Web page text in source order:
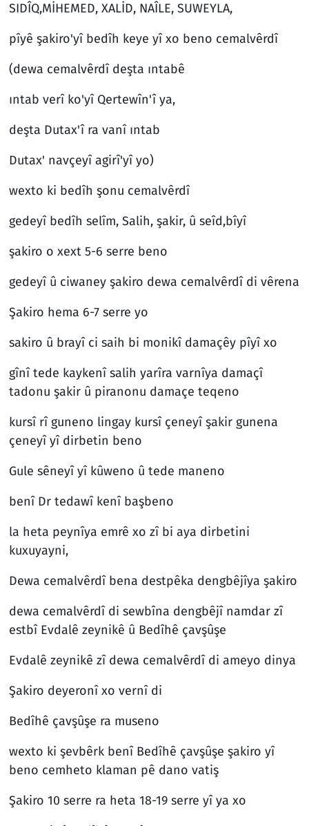
SIDÎQ,MİHEMED, XALİD, NAÎLE, SUWEYLA,
pîyê şakiro'yî bedîh keye yî xo beno cemalvêrdî
(dewa cemalvêrdî deşta ıntabê
ıntab verî ko'yî Qertewîn'î ya,
deşta Dutax'î ra vanî ıntab
Dutax' navçeyî agirî'yî yo)
wexto ki bedîh şonu cemalvêrdî
gedeyî bedîh selîm, Salih, şakir, û seîd,bîyî
şakiro o xext 5-6 serre beno
gedeyî û ciwaney şakiro dewa cemalvêrdî di vêrena
Şakiro hema 6-7 serre yo
sakiro û brayî ci saih bi monikî damaçêy pîyî xo
gînî tede kaykenî salih yarîra varnîya damaçî
tadonu şakir û piranonu damaçe teqeno
kursî rî guneno lingay kursî çeneyî şakir gunena
çeneyî yî dirbetin beno
Gule sêneyî yî kûweno û tede maneno
benî Dr tedawî kenî başbeno
la heta peynîya emrê xo zî bi aya dirbetini
kuxuyayni,
Dewa cemalvêrdî bena destpêka dengbêjîya şakiro
dewa cemalvêrdî di sewbîna dengbêjî namdar zî
estbî Evdalê zeynikê û Bedîhê çavşûşe
Evdalê zeynikê zî dewa cemalvêrdî di ameyo dinya
Şakiro deyeronî xo vernî di
Bedîhê çavşûşe ra museno
wexto ki şevbêrk benî Bedîhê çavşûşe şakiro yî
beno cemheto klaman pê dano vatiş
Şakiro 10 serre ra heta 18-19 serre yî ya xo